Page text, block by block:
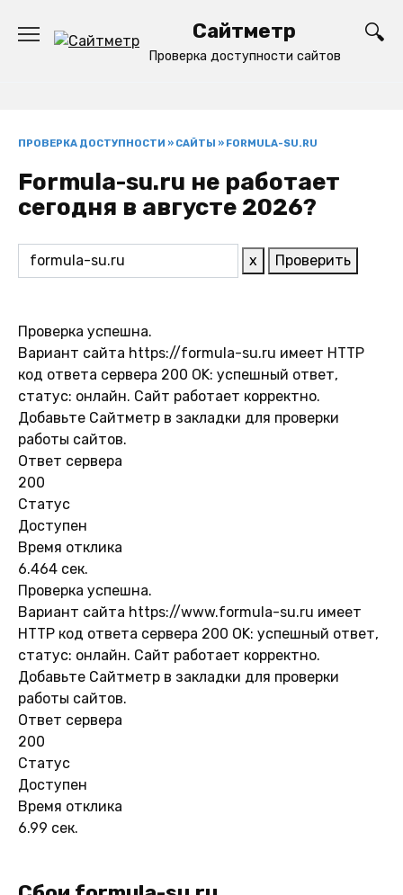
содержанию
Сайтметр
Проверка доступности сайтов
ПРОВЕРКА ДОСТУПНОСТИ » САЙТЫ » FORMULA-SU.RU
Formula-su.ru не работает
сегодня в августе 2026?
x Проверить
Проверка успешна.
Вариант сайта https://formula-su.ru имеет HTTP
код ответа сервера 200 OK: успешный ответ,
статус: онлайн. Сайт работает корректно.
Добавьте Сайтметр в закладки для проверки
работы сайтов.
Ответ сервера
200
Статус
Доступен
Время отклика
6.464 сек.
Проверка успешна.
Вариант сайта https://www.formula-su.ru имеет
HTTP код ответа сервера 200 OK: успешный ответ,
статус: онлайн. Сайт работает корректно.
Добавьте Сайтметр в закладки для проверки
работы сайтов.
Ответ сервера
200
Статус
Доступен
Время отклика
6.99 сек.